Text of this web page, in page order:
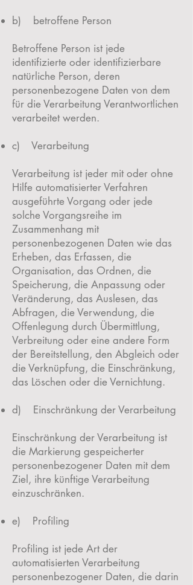
b) betroffene Person
Betroffene Person ist jede
identifizierte oder identifizierbare
natürliche Person, deren
personenbezogene Daten von dem
für die Verarbeitung Verantwortlichen
verarbeitet werden.
c) Verarbeitung
Verarbeitung ist jeder mit oder ohne
Hilfe automatisierter Verfahren
ausgeführte Vorgang oder jede
solche Vorgangsreihe im
Zusammenhang mit
personenbezogenen Daten wie das
Erheben, das Erfassen, die
Organisation, das Ordnen, die
Speicherung, die Anpassung oder
Veränderung, das Auslesen, das
Abfragen, die Verwendung, die
Offenlegung durch Übermittlung,
Verbreitung oder eine andere Form
der Bereitstellung, den Abgleich oder
die Verknüpfung, die Einschränkung,
das Löschen oder die Vernichtung.
d) Einschränkung der Verarbeitung
Einschränkung der Verarbeitung ist
die Markierung gespeicherter
personenbezogener Daten mit dem
Ziel, ihre künftige Verarbeitung
einzuschränken.
e) Profiling
Profiling ist jede Art der
automatisierten Verarbeitung
personenbezogener Daten, die darin